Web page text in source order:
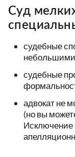
Суд
судебные
судебные
адвокат не
(но вы
Исключение